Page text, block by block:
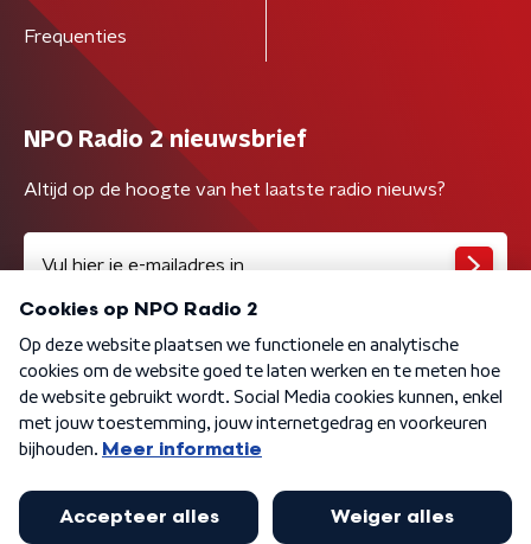
Frequenties
NPO Radio 2 nieuwsbrief
Altijd op de hoogte van het laatste radio nieuws?
Algemene voorwaarden